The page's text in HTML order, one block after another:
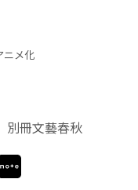
ニメ化
別冊文藝春秋